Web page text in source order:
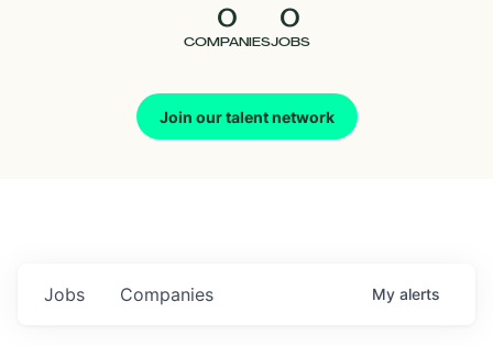
0
COMPANIES
0
JOBS
Join our talent network
Jobs Companies My alerts